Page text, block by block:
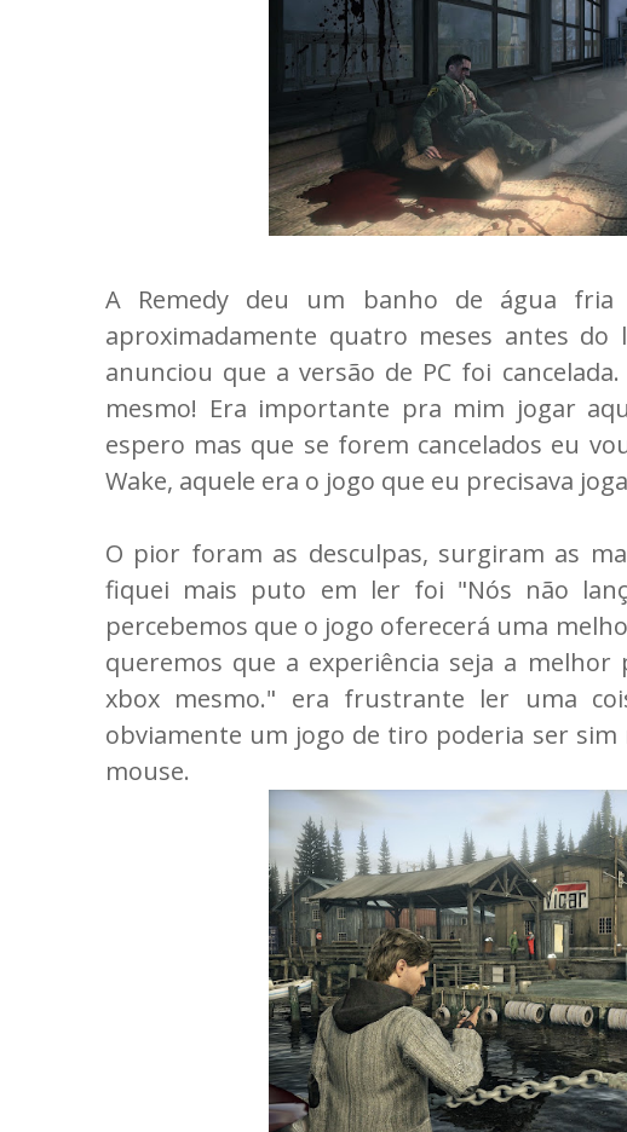
A Remedy deu um banho de água
aproximadamente quatro meses antes do
anunciou que a versão de PC foi
mesmo! Era importante pra mim jogar
espero mas que se forem cancelados eu
Wake, aquele era o jogo que eu precisava
O pior foram as desculpas, surgiram as
fiquei mais puto em ler foi "Nós não
percebemos que o jogo oferecerá uma
queremos que a experiência seja a melhor
xbox mesmo." era frustrante ler uma
obviamente um jogo de tiro poderia ser
mouse.